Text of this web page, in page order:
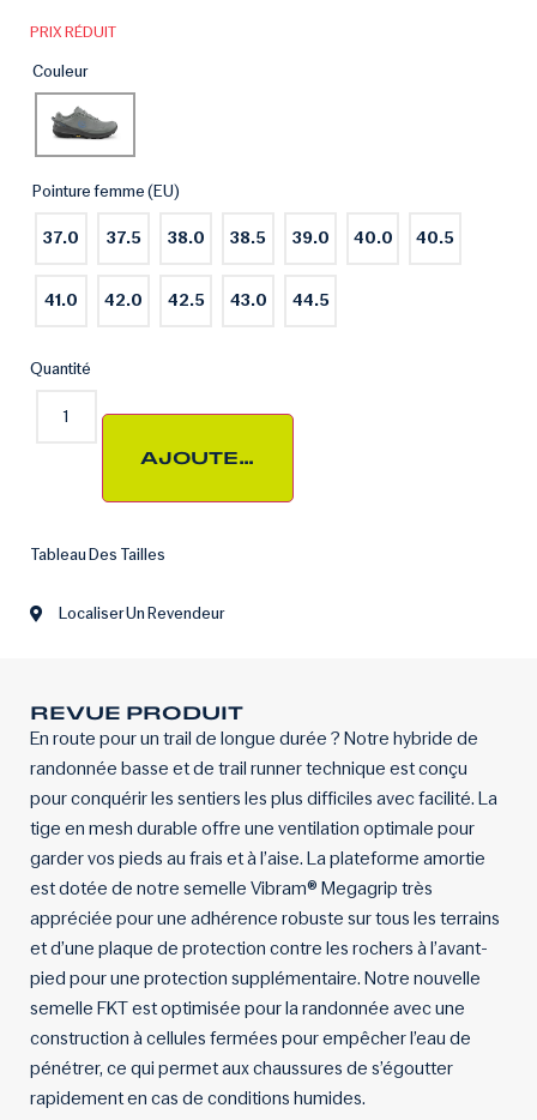
PRIX RÉDUIT
Couleur
Pointure femme (EU)
37.0 37.5 38.0 38.5 39.0 40.0 40.5
41.0 42.0 42.5 43.0 44.5
Quantité
AJOUTER AU PANIER
Tableau Des Tailles
Localiser Un Revendeur
REVUE PRODUIT
En route pour un trail de longue durée ? Notre hybride de
randonnée basse et de trail runner technique est conçu
pour conquérir les sentiers les plus difficiles avec facilité. La
tige en mesh durable offre une ventilation optimale pour
garder vos pieds au frais et à l’aise. La plateforme amortie
est dotée de notre semelle Vibram® Megagrip très
appréciée pour une adhérence robuste sur tous les terrains
et d’une plaque de protection contre les rochers à l’avant-
pied pour une protection supplémentaire. Notre nouvelle
semelle FKT est optimisée pour la randonnée avec une
construction à cellules fermées pour empêcher l’eau de
pénétrer, ce qui permet aux chaussures de s’égoutter
rapidement en cas de conditions humides.